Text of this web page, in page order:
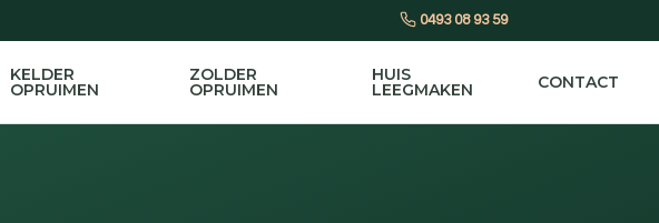
0493 08 93 59
KELDER
OPRUIMEN
ZOLDER
OPRUIMEN
HUIS
LEEGMAKEN CONTACT